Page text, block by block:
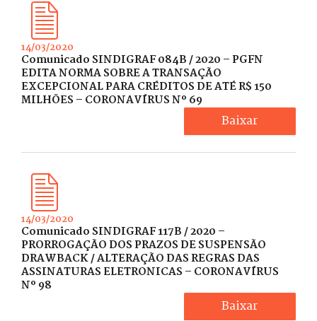
14/03/2020
Comunicado SINDIGRAF 084B / 2020 – PGFN
EDITA NORMA SOBRE A TRANSAÇÃO
EXCEPCIONAL PARA CRÉDITOS DE ATÉ R$ 150
MILHÕES – CORONAVÍRUS Nº 69
Baixar
14/03/2020
Comunicado SINDIGRAF 117B / 2020 –
PRORROGAÇÃO DOS PRAZOS DE SUSPENSÃO
DRAWBACK / ALTERAÇÃO DAS REGRAS DAS
ASSINATURAS ELETRONICAS – CORONAVÍRUS
Nº 98
Baixar